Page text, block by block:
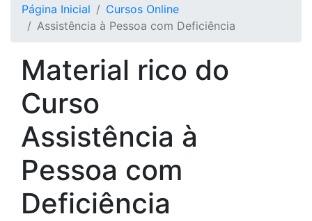
Página Inicial
Cursos Online
Assistência à Pessoa com Deficiência
Material rico do
Curso
Assistência à
Pessoa com
Deficiência